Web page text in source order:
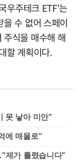
우주테크 ETF'는
수 없어 스페이
주식을 매수해 해
할 계획이다.
못 낳아 미안"
에 매물로"
제가 틀렸습니다"